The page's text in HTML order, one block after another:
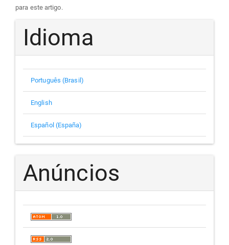
para este artigo.
Idioma
Português (Brasil)
English
Español (España)
Anúncios